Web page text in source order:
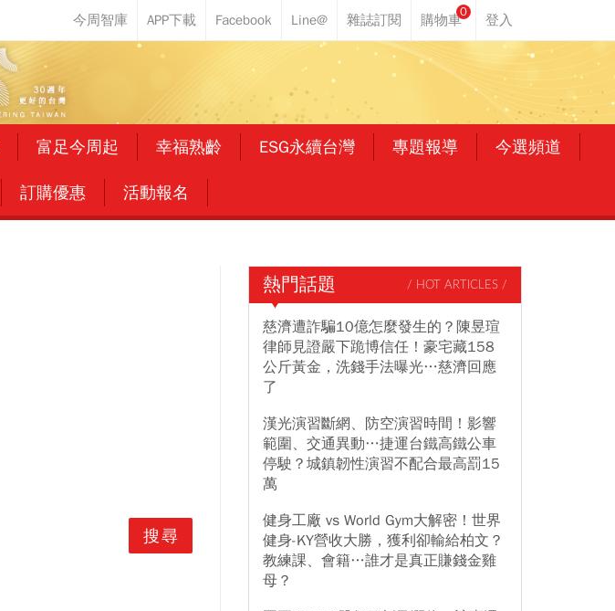
0
富足今周起 幸福熟齡 ESG永續台灣 專題報導 今選頻道
訂購優惠 活動報名
熱門話題 / HOT ARTICLES /
慈濟遭詐騙10億怎麼發生的？陳昱瑄
律師見證嚴下跪博信任！豪宅藏158
公斤黃金，洗錢手法曝光…慈濟回應
了
漢光演習斷網、防空演習時間！影響
範圍、交通異動…捷運台鐵高鐵公車
停駛？城鎮韌性演習不配合最高罰15
萬
健身工廠 vs World Gym大解密！世界
健身-KY營收大勝，獲利卻輸給柏文？
教練課、會籍…誰才是真正賺錢金雞
母？